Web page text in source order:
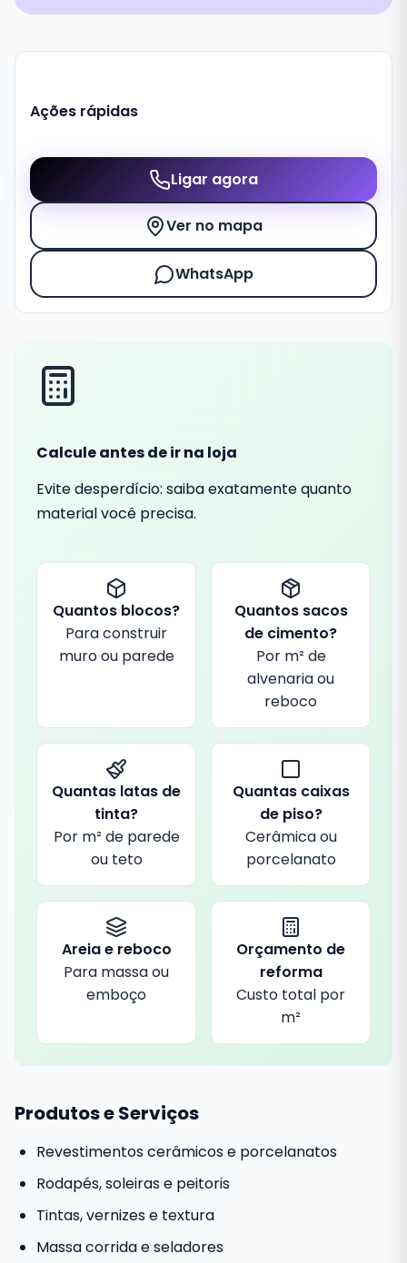
Ações rápidas
Ligar agora
Ver no mapa
WhatsApp
Calcule antes de ir na loja
Evite desperdício: saiba exatamente quanto
material você precisa.
Quantos blocos?
Para construir
muro ou parede
Quantos sacos
de cimento?
Por m² de
alvenaria ou
reboco
Quantas latas de
tinta?
Por m² de parede
ou teto
Quantas caixas
de piso?
Cerâmica ou
porcelanato
Areia e reboco
Para massa ou
emboço
Orçamento de
reforma
Custo total por
m²
Produtos e Serviços
Revestimentos cerâmicos e porcelanatos
Rodapés, soleiras e peitoris
Tintas, vernizes e textura
Massa corrida e seladores